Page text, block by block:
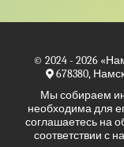
© 2024 - 2026
678380,
Мы собираем
необходима для
соглашаетесь на
соответствии с